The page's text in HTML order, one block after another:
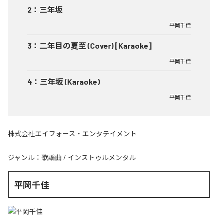
2 ： 三年坂
平岡千佳
3 ： 二年目の夏至 (Cover) [Karaoke]
平岡千佳
4 ： 三年坂 (Karaoke)
平岡千佳
株式会社エイフォース・エンタテイメント
ジャンル： 歌謡曲 / インストゥルメンタル
平岡千佳